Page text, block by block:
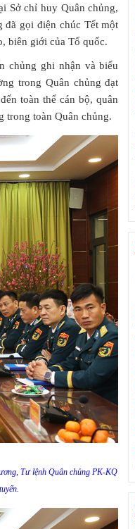
Sở chỉ huy Quân chủng,
đã gọi điện chúc Tết một
biên giới của Tổ quốc.
chủng ghi nhận và biểu
trong Quân chủng đạt
toàn thể cán bộ, quân
trong toàn Quân chủng.
Tư lệnh Quân chủng PK-KQ